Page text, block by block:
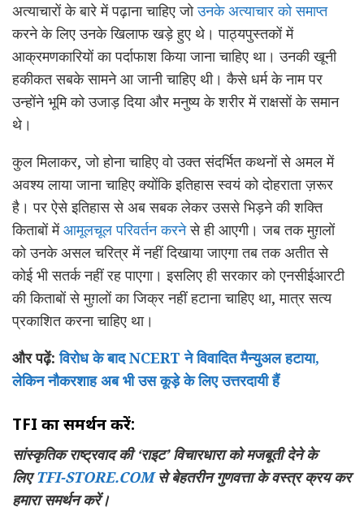
अत्याचारों के बारे में पढ़ाना चाहिए जोउनके अत्याचार को समाप्त
करने के लिए उनके खिलाफ खड़े हुए थे। पाठ्यपुस्तकों में
आक्रमणकारियों का पर्दाफाश किया जाना चाहिए था। उनकी खूनी
हकीकत सबके सामने आ जानी चाहिए थी। कैसे धर्म के नाम पर
उन्होंने भूमि को उजाड़ दिया और मनुष्य के शरीर में राक्षसों के समान
थे।
कुल मिलाकर, जो होना चाहिए वो उक्त संदर्भित कथनों से अमल में
अवश्य लाया जाना चाहिए क्योंकि इतिहास स्वयं को दोहराता ज़रूर
है। पर ऐसे इतिहास से अब सबक लेकर उससे भिड़ने की शक्ति
किताबों मेंआमूलचूल परिवर्तन करनेसे ही आएगी। जब तक मुग़लों
को उनके असल चरित्र में नहीं दिखाया जाएगा तब तक अतीत से
कोई भी सतर्क नहीं रह पाएगा। इसलिए ही सरकार को एनसीईआरटी
की किताबों से मुग़लों का जिक्र नहीं हटाना चाहिए था, मात्र सत्य
प्रकाशित करना चाहिए था।
और पढ़ें:विरोध के बाद NCERT ने विवादित मैन्युअल हटाया,
लेकिन नौकरशाह अब भी उस कूड़े के लिए उत्तरदायी हैं
TFI का समर्थन करें:
सांस्कृतिक राष्ट्रवाद की ‘राइट’ विचारधारा को मजबूती देने के
लिएTFI-STORE.COMसे बेहतरीन गुणवत्ता के वस्त्र क्रय कर
हमारा समर्थन करें।